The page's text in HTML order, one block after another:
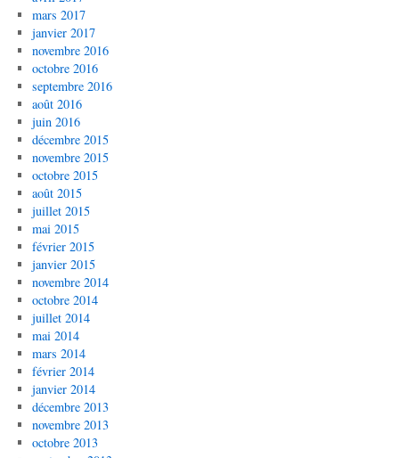
mars 2017
janvier 2017
novembre 2016
octobre 2016
septembre 2016
août 2016
juin 2016
décembre 2015
novembre 2015
octobre 2015
août 2015
juillet 2015
mai 2015
février 2015
janvier 2015
novembre 2014
octobre 2014
juillet 2014
mai 2014
mars 2014
février 2014
janvier 2014
décembre 2013
novembre 2013
octobre 2013